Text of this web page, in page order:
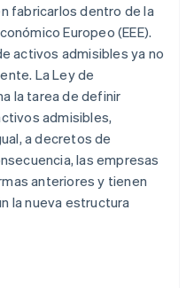
fabricarlos dentro de la
Europeo (EEE).
activos admisibles ya no
La Ley de
la tarea de definir
admisibles,
a decretos de
las empresas
anteriores y tienen
la nueva estructura